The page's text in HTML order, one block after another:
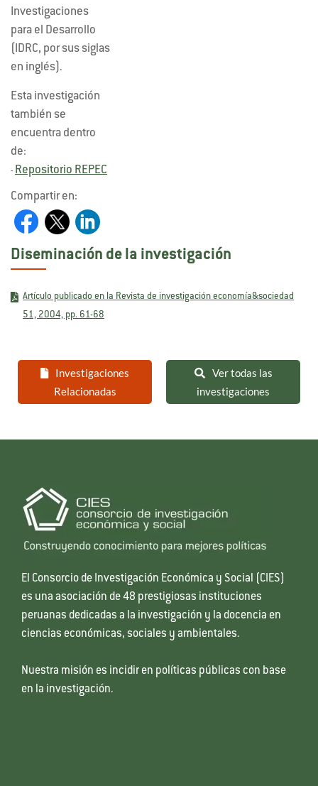
Investigaciones
para el Desarrollo
(IDRC, por sus siglas
en inglés).
Esta investigación
también se
encuentra dentro
de:
- Repositorio REPEC
Compartir en:
Diseminación de la investigación
Artículo publicado en la Revista de investigación economía&sociedad
51, 2004, pp. 61-68
Investigaciones
Relacionadas
Ver todas las
investigaciones
El Consorcio de Investigación Económica y Social (CIES)
es una asociación de 48 prestigiosas instituciones
peruanas dedicadas a la investigación y la docencia en
ciencias económicas, sociales y ambientales.
Nuestra misión es incidir en políticas públicas con base
en la investigación.